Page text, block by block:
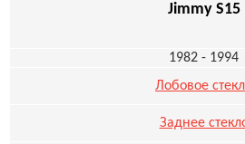
Jimmy S15
1982 - 1994
Лобовое
Заднее